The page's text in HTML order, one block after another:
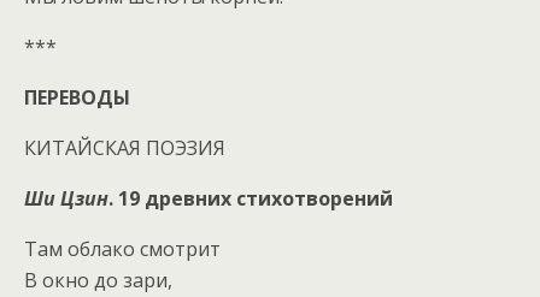
***
ПЕРЕВОДЫ
КИТАЙСКАЯ ПОЭЗИЯ
Ши Цзин. 19 древних стихотворений
Там облако смотрит
В окно до зари,